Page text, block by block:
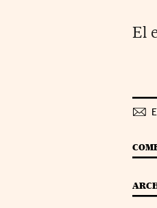
El
IR A